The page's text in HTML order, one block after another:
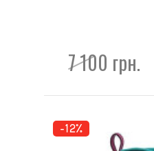
7 100 грн.
-12%